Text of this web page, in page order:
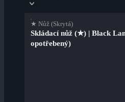
★ Nůž (Skrytá)
Skládací nůž (★) | Black
opotřebený)